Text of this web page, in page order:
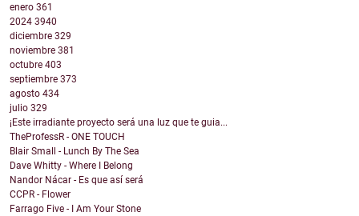
enero 361
2024 3940
diciembre 329
noviembre 381
octubre 403
septiembre 373
agosto 434
julio 329
¡Este irradiante proyecto será una luz que te guia...
TheProfessR - ONE TOUCH
Blair Small - Lunch By The Sea
Dave Whitty - Where I Belong
Nandor Nácar - Es que así será
CCPR - Flower
Farrago Five - I Am Your Stone